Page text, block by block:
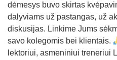
dėmesys buvo skirtas
dalyviams už pastangas, už
diskusijas. Linkime Jums
savo kolegomis bei klientais.
lektoriui, asmeniniui treneriui